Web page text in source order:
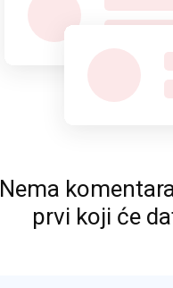
Nema
prvi koji će